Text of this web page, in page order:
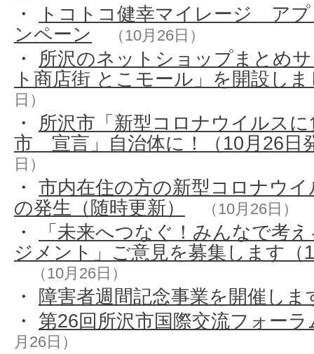
・
トコトコ健幸マイレージ ア
ンペーン
（10月26日）
・ 所沢のネットショップまとめ
ト商店街 とこモール」を開設し
日）
・ 所沢市「新型コロナウイルス
市 宣言」自治体に！（10月26日
日）
・ 市内在住の方の新型コロナウ
の発生（随時更新）
（10月26日）
・
「未来へつなぐ！みんなで考
ジメント」ご意見を募集します（
（10月26日）
・ 障害者週間記念事業を開催しま
・ 第26回所沢市国際交流フォー
月26日）